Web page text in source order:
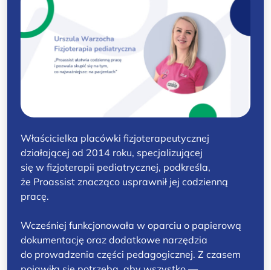
Właścicielka placówki fizjoterapeutycznej
działającej od 2014 roku, specjalizującej
się w fizjoterapii pediatrycznej, podkreśla,
że Proassist znacząco usprawnił jej codzienną
pracę.
Wcześniej funkcjonowała w oparciu o papierową
dokumentację oraz dodatkowe narzędzia
do prowadzenia części pedagogicznej. Z czasem